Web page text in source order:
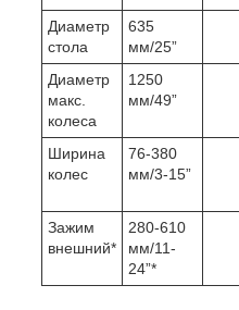
Диаметр
стола
635
мм/25”
Диаметр
макс.
колеса
1250
мм/49”
Ширина
колес
76-380
мм/3-15”
Зажим
внешний*
280-610
мм/11-
24”*